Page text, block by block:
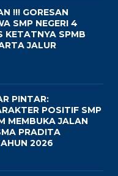
!!! GORESAN
SMP NEGERI 4
KETATNYA SPMB
JALUR
PINTAR:
POSITIF SMP
MEMBUKA JALAN
PRADITA
2026